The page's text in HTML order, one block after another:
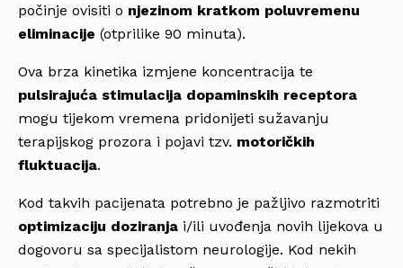
počinje ovisiti o njezinom kratkom poluvremenu
eliminacije (otprilike 90 minuta).
Ova brza kinetika izmjene koncentracija te
pulsirajuća stimulacija dopaminskih receptora
mogu tijekom vremena pridonijeti sužavanju
terapijskog prozora i pojavi tzv. motoričkih
fluktuacija.
Kod takvih pacijenata potrebno je pažljivo razmotriti
optimizaciju doziranja i/ili uvođenja novih lijekova u
dogovoru sa specijalistom neurologije. Kod nekih